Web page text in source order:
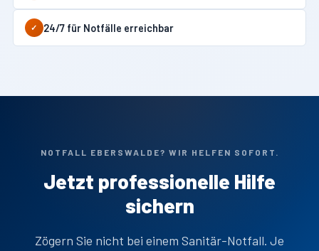
✓ 24/7 für Notfälle erreichbar
NOTFALL EBERSWALDE? WIR HELFEN SOFORT.
Jetzt professionelle Hilfe
sichern
Zögern Sie nicht bei einem Sanitär-Notfall. Je